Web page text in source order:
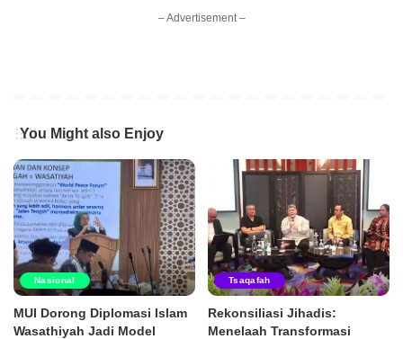
– Advertisement –
You Might also Enjoy
Nasional
MUI Dorong Diplomasi Islam
Wasathiyah Jadi Model
Tsaqafah
Rekonsiliasi Jihadis:
Menelaah Transformasi